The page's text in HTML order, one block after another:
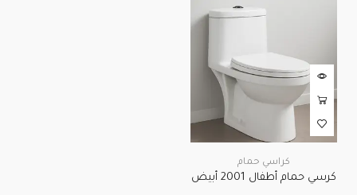
كراسي حمام
كرسي حمام أطفال 2001 أبيض